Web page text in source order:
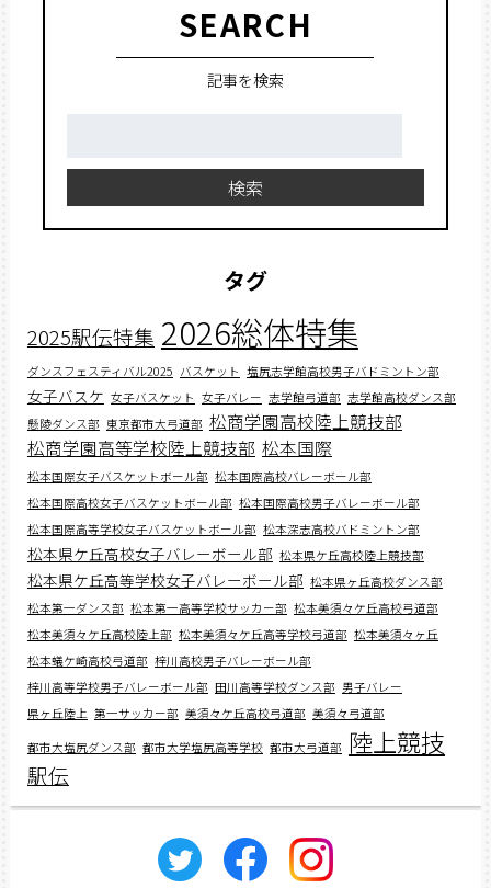
SEARCH
記事を検索
検索
タグ
2025駅伝特集 2026総体特集
ダンスフェスティバル2025 バスケット 塩尻志学館高校男子バドミントン部
女子バスケ 女子バスケット 女子バレー 志学館弓道部 志学館高校ダンス部
懸陵ダンス部 東京都市大弓道部 松商学園高校陸上競技部
松商学園高等学校陸上競技部 松本国際
松本国際女子バスケットボール部 松本国際高校バレーボール部
松本国際高校女子バスケットボール部 松本国際高校男子バレーボール部
松本国際高等学校女子バスケットボール部 松本深志高校バドミントン部
松本県ケ丘高校女子バレーボール部 松本県ケ丘高校陸上競技部
松本県ケ丘高等学校女子バレーボール部 松本県ヶ丘高校ダンス部
松本第一ダンス部 松本第一高等学校サッカー部 松本美須々ケ丘高校弓道部
松本美須々ケ丘高校陸上部 松本美須々ケ丘高等学校弓道部 松本美須々ヶ丘
松本蟻ケ崎高校弓道部 梓川高校男子バレーボール部
梓川高等学校男子バレーボール部 田川高等学校ダンス部 男子バレー
県ヶ丘陸上 第一サッカー部 美須々ケ丘高校弓道部 美須々弓道部
都市大塩尻ダンス部 都市大学塩尻高等学校 都市大弓道部 陸上競技
駅伝